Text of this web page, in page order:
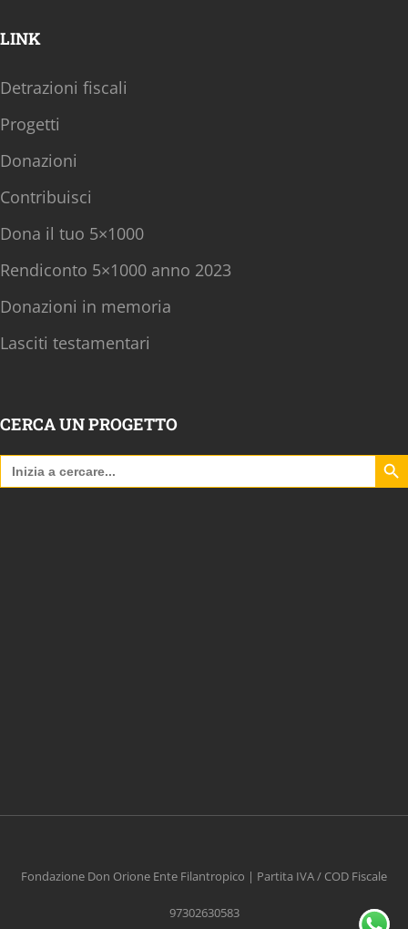
LINK
Detrazioni fiscali
Progetti
Donazioni
Contribuisci
Dona il tuo 5×1000
Rendiconto 5×1000 anno 2023
Donazioni in memoria
Lasciti testamentari
CERCA UN PROGETTO
Search
for:
Search
Fondazione Don Orione Ente Filantropico | Partita IVA / COD Fiscale
97302630583